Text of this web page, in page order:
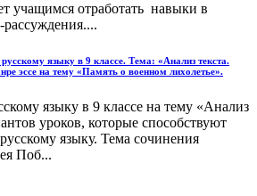
учащимся отработать навыки в
языку в 9 классе. Тема: «Анализ текста.
эссе на тему «Память о военном лихолетье».
языку в 9 классе на тему «Анализ
уроков, которые способствуют
языку. Тема сочинения
Поб...